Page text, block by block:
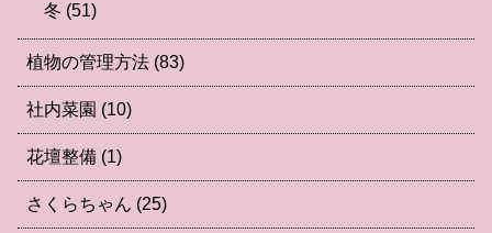
冬 (51)
植物の管理方法 (83)
社内菜園 (10)
花壇整備 (1)
さくらちゃん (25)